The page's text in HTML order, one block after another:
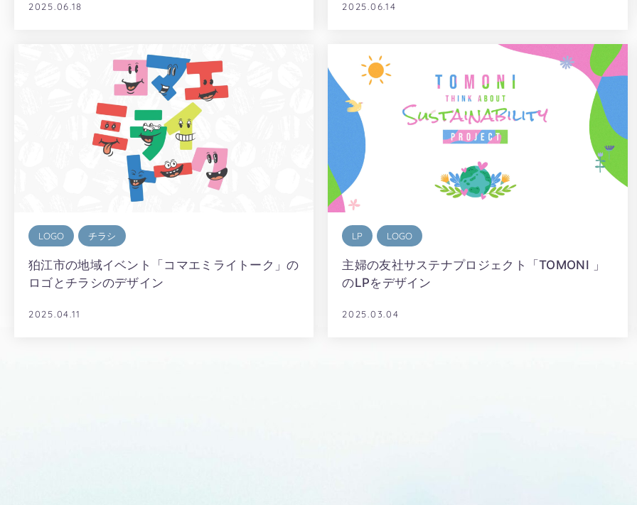
2025.06.18 2025.06.14
LOGO チラシ
狛江市の地域イベント「コマエミライトーク」の
ロゴとチラシのデザイン
2025.04.11
LP LOGO
主婦の友社サステナプロジェクト「TOMONI 」
のLPをデザイン
2025.03.04